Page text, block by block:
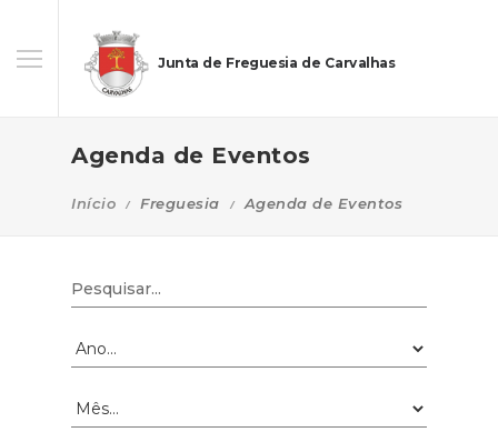
Junta de Freguesia de Carvalhas
Agenda de Eventos
Início Freguesia Agenda de Eventos